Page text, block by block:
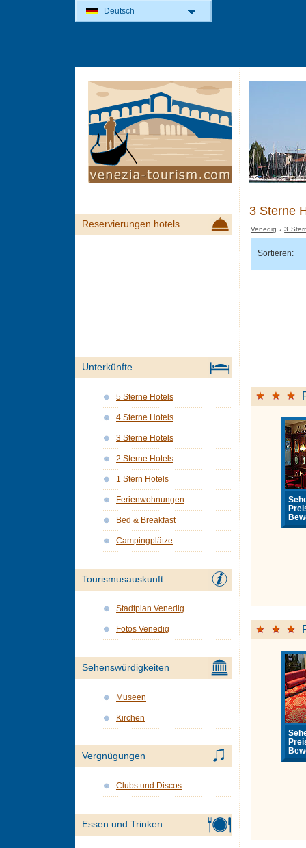
3 Sterne
Venedig ›3
Sortieren:
Reservierungen hotels
Unterkünfte
5 Sterne Hotels
4 Sterne Hotels
3 Sterne Hotels
2 Sterne Hotels
1 Stern Hotels
Ferienwohnungen
Bed & Breakfast
Campingplätze
Tourismusauskunft
Stadtplan Venedig
Fotos Venedig
Sehenswürdigkeiten
Museen
Kirchen
Vergnügungen
Clubs und Discos
Essen und Trinken
Deutsch